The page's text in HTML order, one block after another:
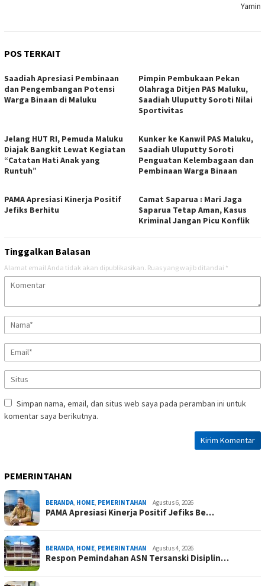
Yamin
POS TERKAIT
Saadiah Apresiasi Pembinaan
dan Pengembangan Potensi
Warga Binaan di Maluku
Pimpin Pembukaan Pekan
Olahraga Ditjen PAS Maluku,
Saadiah Uluputty Soroti Nilai
Sportivitas
Jelang HUT RI, Pemuda Maluku
Diajak Bangkit Lewat Kegiatan
“Catatan Hati Anak yang
Runtuh”
Kunker ke Kanwil PAS Maluku,
Saadiah Uluputty Soroti
Penguatan Kelembagaan dan
Pembinaan Warga Binaan
PAMA Apresiasi Kinerja Positif
Jefiks Berhitu
Camat Saparua : Mari Jaga
Saparua Tetap Aman, Kasus
Kriminal Jangan Picu Konflik
Tinggalkan Balasan
Alamat email Anda tidak akan dipublikasikan. Ruas yang wajib ditandai *
Simpan nama, email, dan situs web saya pada peramban ini untuk
komentar saya berikutnya.
PEMERINTAHAN
BERANDA, HOME, PEMERINTAHAN Agustus 6, 2026
PAMA Apresiasi Kinerja Positif Jefiks Be…
BERANDA, HOME, PEMERINTAHAN Agustus 4, 2026
Respon Pemindahan ASN Tersanski Disiplin…